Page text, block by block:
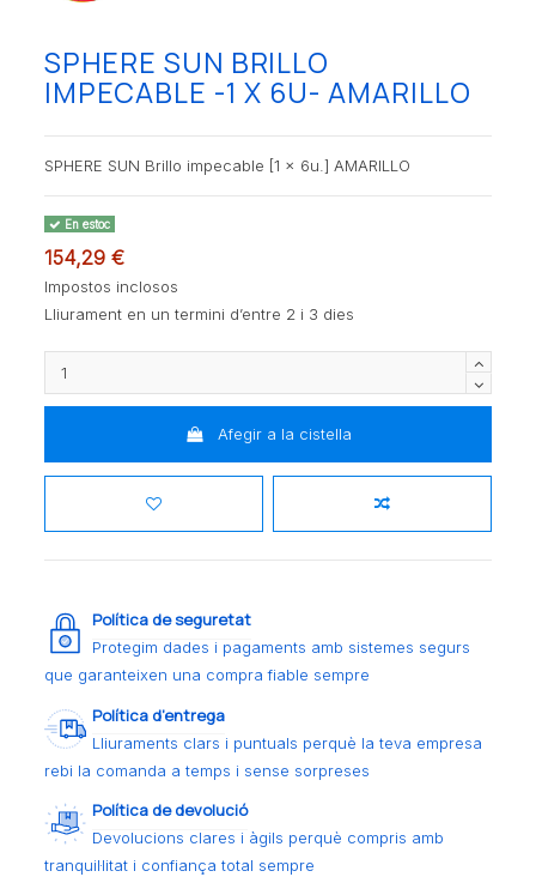
SPHERE SUN BRILLO
IMPECABLE -1 X 6U- AMARILLO
SPHERE SUN Brillo impecable [1 x 6u.] AMARILLO
En estoc
154,29 €
Impostos inclosos
Lliurament en un termini d’entre 2 i 3 dies
Afegir a la cistella
Política de seguretat
Protegim dades i pagaments amb sistemes segurs
que garanteixen una compra fiable sempre
Política d’entrega
Lliuraments clars i puntuals perquè la teva empresa
rebi la comanda a temps i sense sorpreses
Política de devolució
Devolucions clares i àgils perquè compris amb
tranquil·litat i confiança total sempre